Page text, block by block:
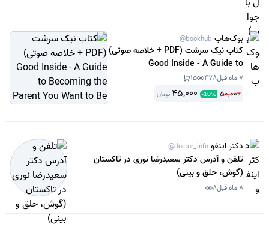
بوک‌هاب @bookhub
کتاب نیک سرشت (PDF + خلاصه صوتی)
Good Inside - A Guide to
Becoming the Parent You Want to
Be
7 ماه قبل 478
15
50,000
-10%
45,000 تومان
دکتر اینفو @doctor_info
تلفن و آدرس دکتر سعیدرضا نوری در تاکستان
(گوش، حلق و بینی)
8 ماه قبل 8